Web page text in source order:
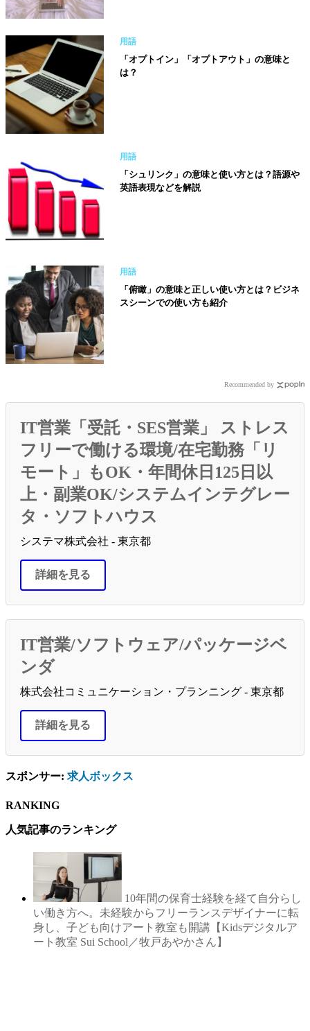
用語
「オプトイン」「オプトアウト」の意味と
は？
用語
「シュリンク」の意味と使い方とは？語源や
英語表現などを解説
用語
「俯瞰」の意味と正しい使い方とは？ビジネ
スシーンでの使い方も紹介
Recommended by
IT営業「受託・SES営業」 ストレス
フリーで働ける環境/在宅勤務「リ
モート」もOK・年間休日125日以
上・副業OK/システムインテグレー
タ・ソフトハウス
システマ株式会社 - 東京都
詳細を見る
IT営業/ソフトウェア/パッケージベ
ンダ
株式会社コミュニケーション・プランニング - 東京都
詳細を見る
スポンサー: 求人ボックス
RANKING
人気記事のランキング
10年間の保育士経験を経て自分らし
い働き方へ。未経験からフリーランスデザイナーに転
身し、子ども向けアート教室も開講【Kidsデジタルア
ート教室 Sui School／牧戸あやかさん】